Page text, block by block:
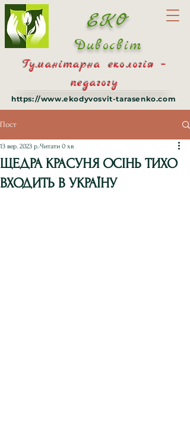
ЕКО
Дивосвіт
https://www.ekodyvosvit-tarasenko.com
Гуманітарна екологія –
педагогу
Пост
ЩЕДРА КРАСУНЯ ОСІНЬ ТИХО
ВХОДИТЬ В УКРАЇНУ
13 вер. 2023 р.Читати 0 хв